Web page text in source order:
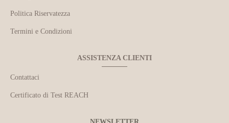
Politica Riservatezza
Termini e Condizioni
ASSISTENZA CLIENTI
Contattaci
Certificato di Test REACH